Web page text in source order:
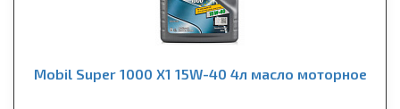
Mobil Super 1000 X1 15W-40 4л масло моторное